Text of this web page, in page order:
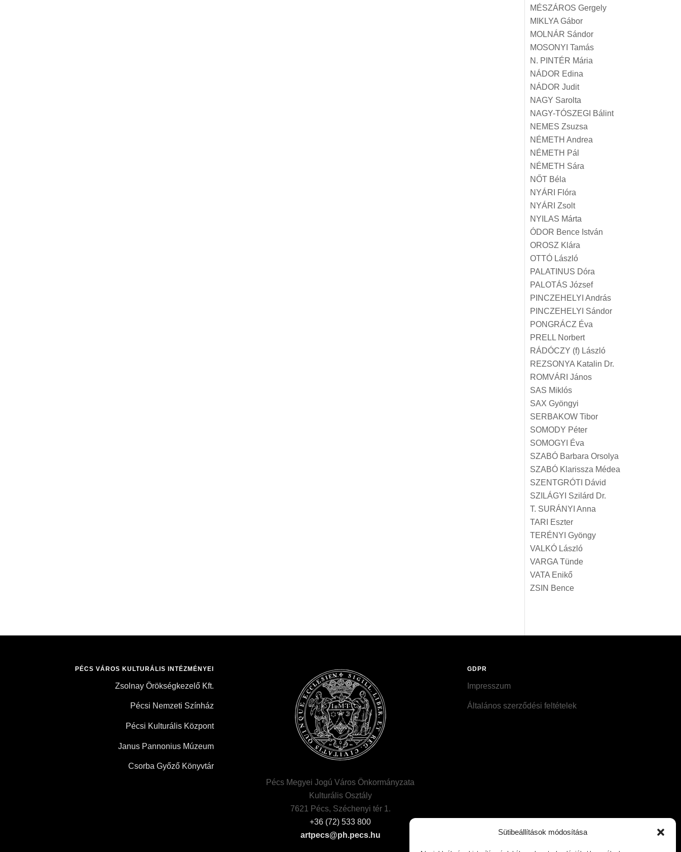
Sütibeállítások módosítása
MÉSZÁROS Gergely
MIKLYA Gábor
MOLNÁR Sándor
MOSONYI Tamás
N. PINTÉR Mária
NÁDOR Edina
NÁDOR Judit
NAGY Sarolta
NAGY-TÓSZEGI Bálint
NEMES Zsuzsa
NÉMETH Andrea
NÉMETH Pál
NÉMETH Sára
NŐT Béla
NYÁRI Flóra
NYÁRI Zsolt
NYILAS Márta
ÓDOR Bence István
OROSZ Klára
OTTÓ László
PALATINUS Dóra
PALOTÁS József
PINCZEHELYI András
PINCZEHELYI Sándor
PONGRÁCZ Éva
PRELL Norbert
RÁDÓCZY (f) László
REZSONYA Katalin Dr.
ROMVÁRI János
SAS Miklós
SAX Gyöngyi
SERBAKOW Tibor
SOMODY Péter
SOMOGYI Éva
SZABÓ Barbara Orsolya
SZABÓ Klarissza Médea
SZENTGRÓTI Dávid
SZILÁGYI Szilárd Dr.
T. SURÁNYI Anna
TARI Eszter
TERÉNYI Gyöngy
VALKÓ László
VARGA Tünde
VATA Enikő
ZSIN Bence
PÉCS VÁROS KULTURÁLIS INTÉZMÉNYEI
Zsolnay Örökségkezelő Kft.
Pécsi Nemzeti Színház
Pécsi Kulturális Központ
Janus Pannonius Múzeum
Csorba Győző Könyvtár
Pécs Megyei Jogú Város Önkormányzata
Kulturális Osztály
7621 Pécs, Széchenyi tér 1.
+36 (72) 533 800
artpecs@ph.pecs.hu
GDPR
Impresszum
Általános szerződési feltételek